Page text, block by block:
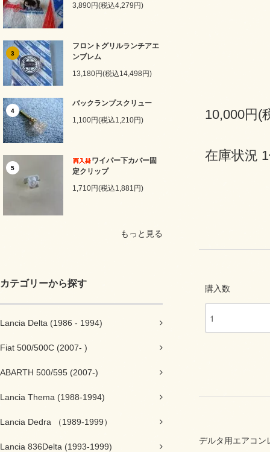
3,890円(税込4,279円)
3
フロントグリルランチアエ
ンブレム
13,180円(税込14,498円)
4
バックランプスクリュー
1,100円(税込1,210円)
5
ワイパー下カバー固
定クリップ
1,710円(税込1,881円)
もっと見る
カテゴリーから探す
Lancia Delta (1986 - 1994)
Fiat 500/500C (2007- )
ABARTH 500/595 (2007-)
Lancia Thema (1988-1994)
Lancia Dedra （1989-1999）
Lancia 836Delta (1993-1999)
10,000円(
在庫状況
購入数
デルタ用エアコン